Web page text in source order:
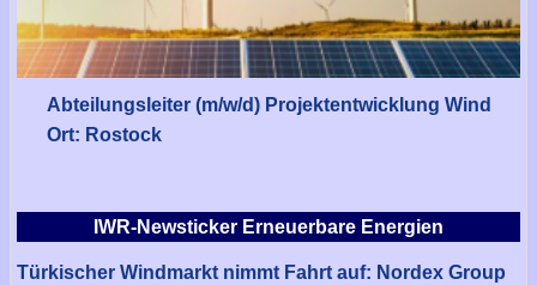
Abteilungsleiter (m/w/d) Projektentwicklung Wind
Ort: Rostock
IWR-Newsticker Erneuerbare Energien
Türkischer Windmarkt nimmt Fahrt auf: Nordex Group